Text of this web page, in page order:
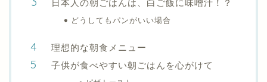
日本人の朝ごはんは、白ご飯に味噌汁！？
どうしてもパンがいい場合
理想的な朝食メニュー
子供が食べやすい朝ごはんを心がけて